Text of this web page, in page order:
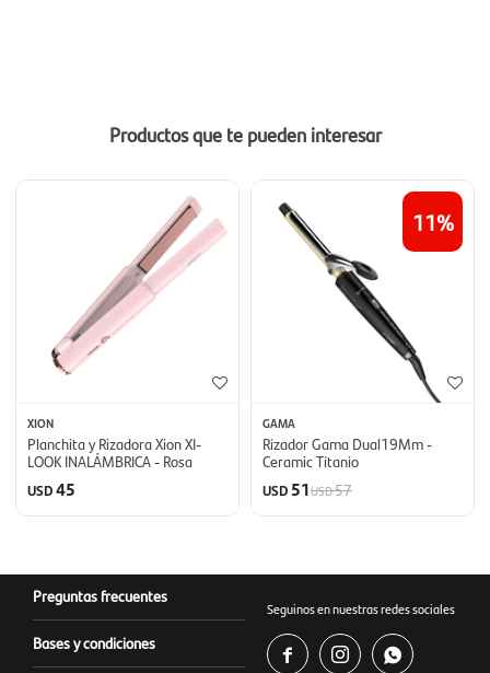
Productos que te pueden interesar
XION
Planchita y Rizadora Xion XI-
LOOK INALÁMBRICA - Rosa
USD45
11
GAMA
Rizador Gama Dual19Mm -
Ceramic Titanio
USD 51USD57
Preguntas frecuentes
Bases y condiciones
Seguinos en nuestras redes sociales
  